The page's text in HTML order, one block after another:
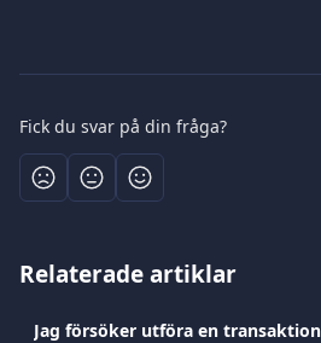
Fick du svar på din fråga?
Relaterade artiklar